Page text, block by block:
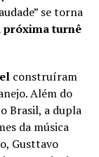
se torna
próxima turnê
construíram
Além do
Brasil, a dupla
da música
Gusttavo